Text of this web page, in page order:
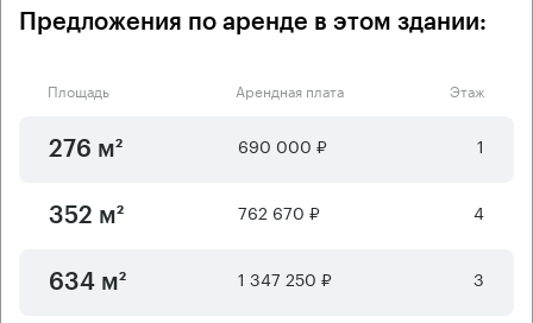
Предложения по аренде в этом здании:
Площадь Арендная плата Этаж
276 м² 690 000 ₽ 1
352 м² 762 670 ₽ 4
634 м² 1 347 250 ₽ 3